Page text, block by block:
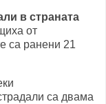
в страната
от
са ранени 21
са двама